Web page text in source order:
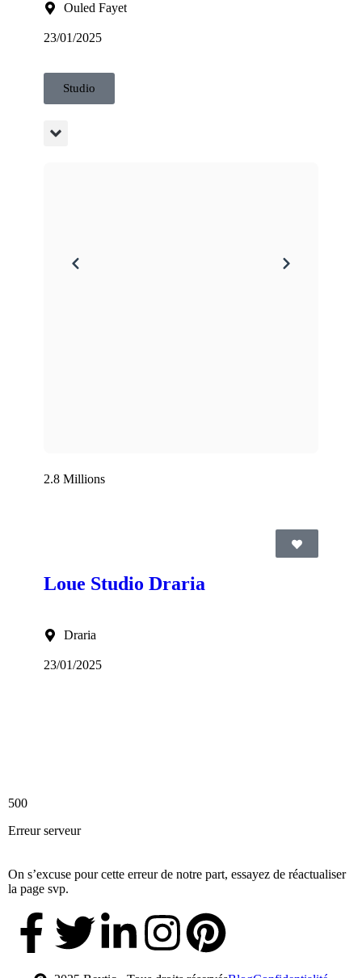
Ouled Fayet
23/01/2025
Studio
2.8 Millions
Loue Studio Draria
Draria
23/01/2025
500
Erreur serveur
On s’excuse pour cette erreur de notre part, essayez de réactualiser
la page svp.